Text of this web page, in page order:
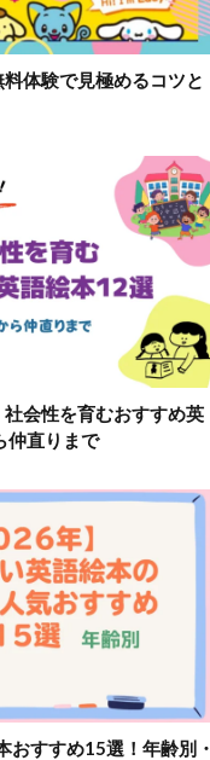
体験で見極めるコツと
会性を育むおすすめ英
仲直りまで
おすすめ15選！年齢別・